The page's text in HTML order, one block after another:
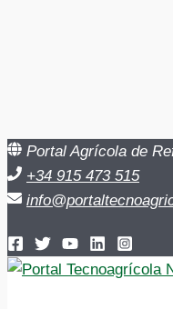
Portal Agrícola de
+34 915 473 515